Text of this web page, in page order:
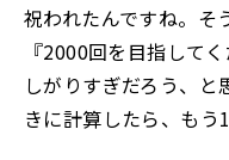
祝われたんですね。そ
『2000回を目指して
しがりすぎだろう、と
きに計算したら、もう